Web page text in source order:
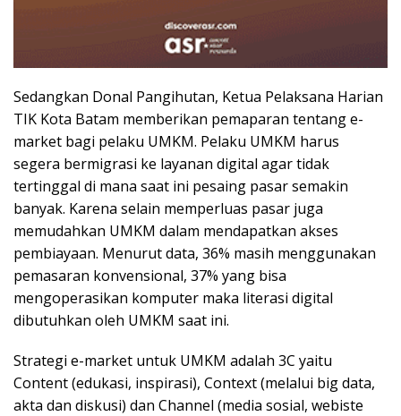
Sedangkan Donal Pangihutan, Ketua Pelaksana Harian
TIK Kota Batam memberikan pemaparan tentang e-
market bagi pelaku UMKM. Pelaku UMKM harus
segera bermigrasi ke layanan digital agar tidak
tertinggal di mana saat ini pesaing pasar semakin
banyak. Karena selain memperluas pasar juga
memudahkan UMKM dalam mendapatkan akses
pembiayaan. Menurut data, 36% masih menggunakan
pemasaran konvensional, 37% yang bisa
mengoperasikan komputer maka literasi digital
dibutuhkan oleh UMKM saat ini.
Strategi e-market untuk UMKM adalah 3C yaitu
Content (edukasi, inspirasi), Context (melalui big data,
akta dan diskusi) dan Channel (media sosial, webiste